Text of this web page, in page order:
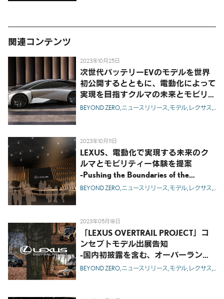
関連コンテンツ
2023年10月25日
次世代バッテリーEVのモデルを世界
初公開するとともに、電動化によって
実現を目指すクルマの未来とモビリテ
ィ体験を提案
BEYOND ZERO ニュースリリース モデル レクサス コ
2023年10月11日
LEXUS、電動化で実現する未来のク
ルマとモビリティー体験を提案
-Pushing the Boundaries of the
Electrified Experienceをテーマに出展-
BEYOND ZERO ニュースリリース モデル レクサス
2023年05月18日
「LEXUS OVERTRAIL PROJECT」コ
ンセプトモデル出展告知
-国内初披露を含む、オーバーランデ
ィングやオフロードなど多彩なアウト
BEYOND ZERO ニュースリリース モデル レクサス